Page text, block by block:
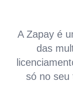
A Zapay é
das
só no seu